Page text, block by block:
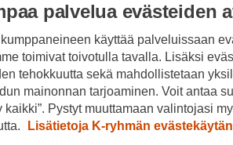
palvelua evästeiden
käyttää palveluissaan
toimivat toivotulla tavalla. Lisäksi
tehokkuutta sekä mahdollistetaan
mainonnan tarjoaminen. Voit antaa
kaikki”. Pystyt muuttamaan valintojasi
Lisätietoja K-ryhmän